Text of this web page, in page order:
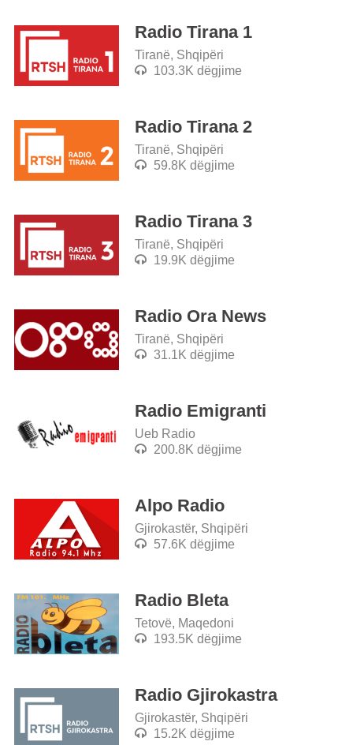
Radio Tirana 1
Tiranë, Shqipëri
103.3K dëgjime
Radio Tirana 2
Tiranë, Shqipëri
59.8K dëgjime
Radio Tirana 3
Tiranë, Shqipëri
19.9K dëgjime
Radio Ora News
Tiranë, Shqipëri
31.1K dëgjime
Radio Emigranti
Ueb Radio
200.8K dëgjime
Alpo Radio
Gjirokastër, Shqipëri
57.6K dëgjime
Radio Bleta
Tetovë, Maqedoni
193.5K dëgjime
Radio Gjirokastra
Gjirokastër, Shqipëri
15.2K dëgjime